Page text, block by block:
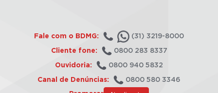
Fale com o BDMG: (31) 3219-8000
Cliente fone: 0800 283 8337
Ouvidoria: 0800 940 5832
Canal de Denúncias: 0800 580 3346